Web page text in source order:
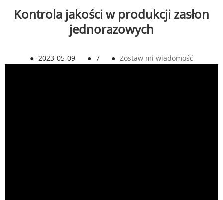
Kontrola jakości w produkcji zasłon
jednorazowych
● 2023-05-09 ● 7 ● Zostaw mi wiadomość